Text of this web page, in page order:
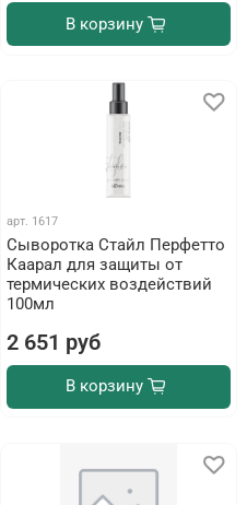
В корзину
арт. 1617
Сыворотка Стайл Перфетто
Каарал для защиты от
термических воздействий
100мл
2 651 руб
В корзину